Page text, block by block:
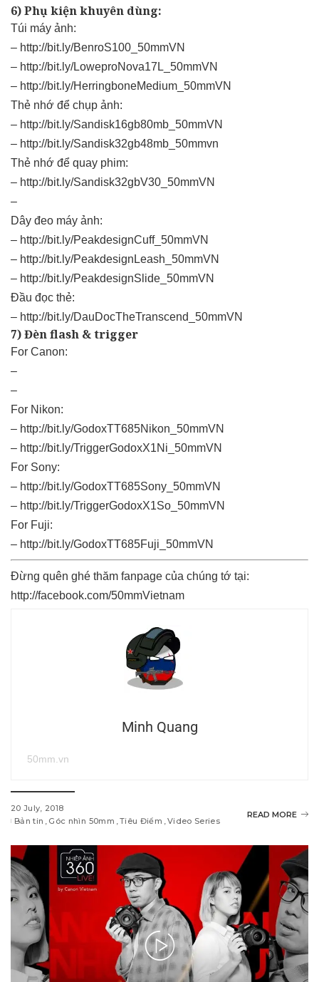
6) Phụ kiện khuyên dùng:
Túi máy ảnh:
– http://bit.ly/BenroS100_50mmVN
– http://bit.ly/LoweproNova17L_50mmVN
– http://bit.ly/HerringboneMedium_50mmVN
Thẻ nhớ để chụp ảnh:
– http://bit.ly/Sandisk16gb80mb_50mmVN
– http://bit.ly/Sandisk32gb48mb_50mmvn
Thẻ nhớ để quay phim:
– http://bit.ly/Sandisk32gbV30_50mmVN
–
Dây đeo máy ảnh:
– http://bit.ly/PeakdesignCuff_50mmVN
– http://bit.ly/PeakdesignLeash_50mmVN
– http://bit.ly/PeakdesignSlide_50mmVN
Đầu đọc thẻ:
– http://bit.ly/DauDocTheTranscend_50mmVN
7) Đèn flash & trigger
For Canon:
–
–
For Nikon:
– http://bit.ly/GodoxTT685Nikon_50mmVN
– http://bit.ly/TriggerGodoxX1Ni_50mmVN
For Sony:
– http://bit.ly/GodoxTT685Sony_50mmVN
– http://bit.ly/TriggerGodoxX1So_50mmVN
For Fuji:
– http://bit.ly/GodoxTT685Fuji_50mmVN
Đừng quên ghé thăm fanpage của chúng tớ tại:
http://facebook.com/50mmVietnam
Minh Quang
50mm.vn
20 July, 2018
Bản tin
Góc nhìn 50mm Tiêu Điểm Video Series
READ MORE